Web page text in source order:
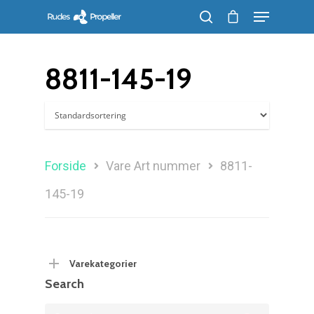
Søg efter et produkt, og tryk på enter
8811-145-19
Forside Vare Art nummer
8811-
145-19
Varekategorier
Search